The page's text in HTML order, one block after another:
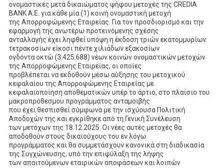
ονομαστικές μετά δικαιώματος ψήφου μετοχές της CREDIA
BANK Α.Ε. για κάθε μία (1) κοινή ονομαστική μετοχή
της Απορροφώμενης Εταιρείας. Για τον προσδιορισμό και την
εφαρμογή της ανωτέρω προτεινόμενης σχέσης
ανταλλαγής έχει ληφθεί υπόψη η έκδοση τριών εκατομμυρίων
τετρακοσίων είκοσι πέντε χιλιάδων εξακοσίων
ογδόντα οκτώ (3.425.688) νέων κοινών ονομαστικών μετοχών
της Απορροφώμενης Εταιρείας, οι οποίες
προβλέπεται να εκδοθούν μέσω αύξησης του μετοχικού
κεφαλαίου της Απορροφώμενης Εταιρείας με
κεφαλαιοποίηση αποθεματικών υπέρ το άρτιο, στο πλαίσιο του
μακροπρόθεσμου προγράμματος ανταμοιβής
που έχει θεσπισθεί σύμφωνα με την ισχύουσα Πολιτική
Αποδοχών της και εγκρίθηκε από τη Γενική Συνέλευση
των μετόχων της 18.12.2025. Οι νέες αυτές μετοχές θα
αποδοθούν στους δικαιούχους του εν λόγω
προγράμματος και θα συμμετάσχουν κανονικά στη διαδικασία
της Συγχώνευσης, υπό την επιφύλαξη της λήψης
των απαιτούμενων εταιρικών αποφάσεων και λοιπών